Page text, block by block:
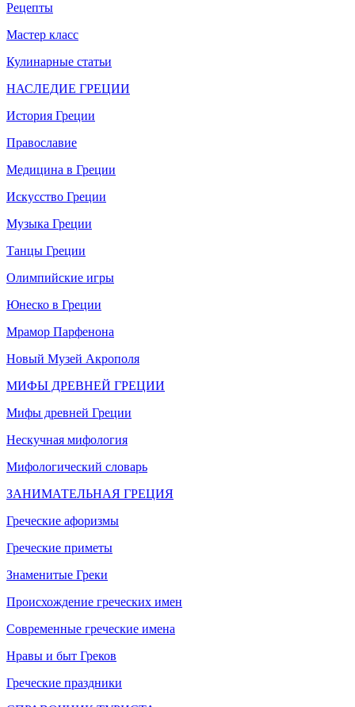
Рецепты
Мастер класс
Кулинарные статьи
НАСЛЕДИЕ ГРЕЦИИ
История Греции
Православие
Медицина в Греции
Искусство Греции
Музыка Греции
Танцы Греции
Олимпийские игры
Юнеско в Греции
Мрамор Парфенона
Новый Музей Акрополя
МИФЫ ДРЕВНЕЙ ГРЕЦИИ
Мифы древней Греции
Нескучная мифология
Мифологический словарь
ЗАНИМАТЕЛЬНАЯ ГРЕЦИЯ
Греческие афоризмы
Греческие приметы
Знаменитые Греки
Происхождение греческих имен
Современные греческие имена
Нравы и быт Греков
Греческие праздники